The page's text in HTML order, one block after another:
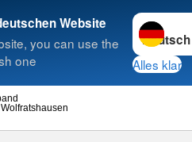
Website
you can use the
one
Sprache
Alles klar
Suche